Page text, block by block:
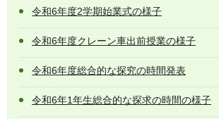
令和6年度2学期始業式の様子
令和6年度クレーン車出前授業の様子
令和6年度総合的な探究の時間発表
令和6年1年生総合的な探求の時間の様子